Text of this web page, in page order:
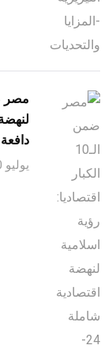
يوليو 30, 2026